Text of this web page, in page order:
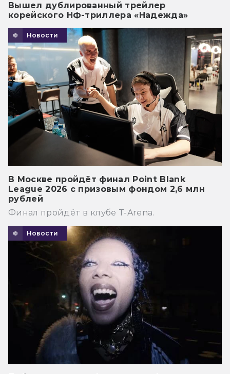
Вышел дублированный трейлер
корейского НФ-триллера «Надежда»
Новости
В Москве пройдёт финал Point Blank
League 2026 с призовым фондом 2,6 млн
рублей
Финал пройдёт в клубе T-Arena.
Новости